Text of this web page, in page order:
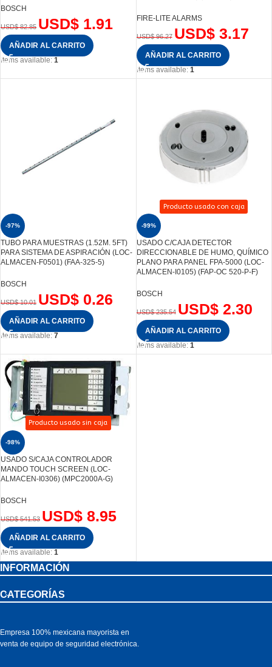
BOSCH
USD$82.85 USD$ 1.91
AÑADIR AL CARRITO
Items available: 1
FIRE-LITE ALARMS
USD$96.27 USD$3.17
AÑADIR AL CARRITO
Items available: 1
-97%
TUBO PARA MUESTRAS (1.52M. 5FT)
PARA SISTEMA DE ASPIRACIÓN (LOC-
ALMACEN-F0501) (FAA-325-5)
BOSCH
USD$10.01 USD$ 0.26
AÑADIR AL CARRITO
Items available: 7
Producto usado con caja
-99%
USADO C/CAJA DETECTOR
DIRECCIONABLE DE HUMO, QUÍMICO
PLANO PARA PANEL FPA-5000 (LOC-
ALMACEN-I0105) (FAP-OC 520-P-F)
BOSCH
USD$235.54 USD$2.30
AÑADIR AL CARRITO
Items available: 1
Producto usado sin caja
-98%
USADO S/CAJA CONTROLADOR
MANDO TOUCH SCREEN (LOC-
ALMACEN-I0306) (MPC2000A-G)
BOSCH
USD$541.53 USD$ 8.95
AÑADIR AL CARRITO
Items available: 1
INFORMACIÓN
CATEGORÍAS
Empresa 100% mexicana mayorista en
venta de equipo de seguridad electrónica.